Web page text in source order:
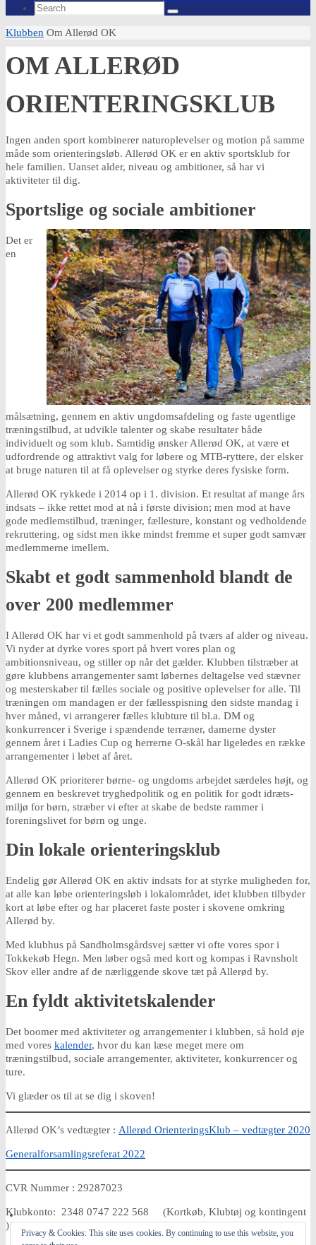
Search
Search
Home
Klubben Om Allerød OK
OM ALLERØD
ORIENTERINGSKLUB
Ingen anden sport kombinerer naturoplevelser og motion på samme
måde som orienteringsløb. Allerød OK er en aktiv sportsklub for
hele familien. Uanset alder, niveau og ambitioner, så har vi
aktiviteter til dig.
Sportslige og sociale ambitioner
Det er
en
målsætning, gennem en aktiv ungdomsafdeling og faste ugentlige
træningstilbud, at udvikle talenter og skabe resultater både
individuelt og som klub. Samtidig ønsker Allerød OK, at være et
udfordrende og attraktivt valg for løbere og MTB-ryttere, der elsker
at bruge naturen til at få oplevelser og styrke deres fysiske form.
Allerød OK rykkede i 2014 op i 1. division. Et resultat af mange års
indsats – ikke rettet mod at nå i første division; men mod at have
gode medlemstilbud, træninger, fællesture, konstant og vedholdende
rekruttering, og sidst men ikke mindst fremme et super godt samvær
medlemmerne imellem.
Skabt et godt sammenhold blandt de
over 200 medlemmer
I Allerød OK har vi et godt sammenhold på tværs af alder og niveau.
Vi nyder at dyrke vores sport på hvert vores plan og
ambitionsniveau, og stiller op når det gælder. Klubben tilstræber at
gøre klubbens arrangementer samt løbernes deltagelse ved stævner
og mesterskaber til fælles sociale og positive oplevelser for alle. Til
træningen om mandagen er der fællesspisning den sidste mandag i
hver måned, vi arrangerer fælles klubture til bl.a. DM og
konkurrencer i Sverige i spændende terræner, damerne dyster
gennem året i Ladies Cup og herrerne O-skål har ligeledes en række
arrangementer i løbet af året.
Allerød OK prioriterer børne- og ungdoms arbejdet særdeles højt, og
gennem en beskrevet tryghedpolitik og en politik for godt idræts-
miljø for børn, stræber vi efter at skabe de bedste rammer i
foreningslivet for børn og unge.
Din lokale orienteringsklub
Endelig gør Allerød OK en aktiv indsats for at styrke muligheden for,
at alle kan løbe orienteringsløb i lokalområdet, idet klubben tilbyder
kort at løbe efter og har placeret faste poster i skovene omkring
Allerød by.
Med klubhus på Sandholmsgårdsvej sætter vi ofte vores spor i
Tokkekøb Hegn. Men løber også med kort og kompas i Ravnsholt
Skov eller andre af de nærliggende skove tæt på Allerød by.
En fyldt aktivitetskalender
Det boomer med aktiviteter og arrangementer i klubben, så hold øje
med vores kalender, hvor du kan læse meget mere om
træningstilbud, sociale arrangementer, aktiviteter, konkurrencer og
ture.
Vi glæder os til at se dig i skoven!
Allerød OK’s vedtægter : Allerød OrienteringsKlub – vedtægter 2020
Generalforsamlingsreferat 2022
CVR Nummer : 29287023
Klubkonto: 2348 0747 222 568 (Kortkøb, Klubtøj og kontingent
)
Privacy & Cookies: This site uses cookies. By continuing to use this website, you